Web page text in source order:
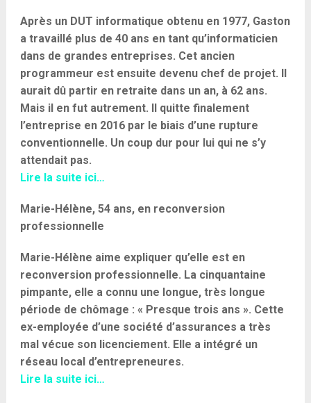
Après un DUT informatique obtenu en 1977, Gaston
a travaillé plus de 40 ans en tant qu’informaticien
dans de grandes entreprises. Cet ancien
programmeur est ensuite devenu chef de projet. Il
aurait dû partir en retraite dans un an, à 62 ans.
Mais il en fut autrement. Il quitte finalement
l’entreprise en 2016 par le biais d’une rupture
conventionnelle. Un coup dur pour lui qui ne s’y
attendait pas.
Lire la suite ici…
Marie-Hélène, 54 ans, en reconversion
professionnelle
Marie-Hélène aime expliquer qu’elle est en
reconversion professionnelle. La cinquantaine
pimpante, elle a connu une longue, très longue
période de chômage : « Presque trois ans ». Cette
ex-employée d’une société d’assurances a très
mal vécue son licenciement. Elle a intégré un
réseau local d’entrepreneures.
Lire la suite ici…